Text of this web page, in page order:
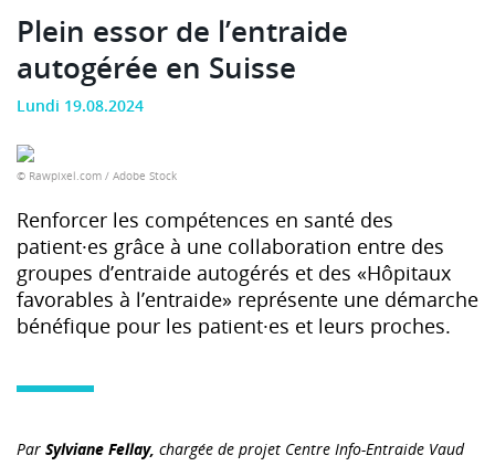
Plein essor de l’entraide
autogérée en Suisse
Lundi 19.08.2024
© Rawpixel.com / Adobe Stock
Renforcer les compétences en santé des
patient·es grâce à une collaboration entre des
groupes d’entraide autogérés et des «Hôpitaux
favorables à l’entraide» représente une démarche
bénéfique pour les patient·es et leurs proches.
Par Sylviane Fellay, chargée de projet Centre Info-Entraide Vaud